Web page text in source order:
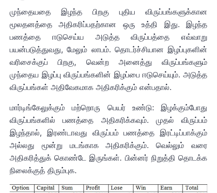
முந்தையதை இழந்த பிறகு புதிய விருப்பங்களுக்கான
மூலதனத்தை அதிகரிப்பதற்கான ஒரு உத்தி இது. இழந்த
பணத்தை ஈடுசெய்ய அடுத்த விருப்பத்தை எவ்வாறு
பயன்படுத்துவது, மேலும் லாபம். தொடர்ச்சியான இழப்புகளின்
வரிசைக்குப் பிறகு, வென்ற அனைத்து விருப்பங்களும்
முந்தைய இழப்பு விருப்பங்களின் இழப்பை ஈடுசெய்யும். அடுத்த
விருப்பங்கள் அதிவேகமாக அதிகரிக்கும் என்பதால்.
மார்டிங்கேலுக்கும் மற்றொரு பெயர் உண்டு: இழக்கும்போது
விருப்பங்களில் பணத்தை அதிகரிக்கவும். முதல் விருப்பம்
இழந்தால், இரண்டாவது விருப்பம் பணத்தை இரட்டிப்பாக்கும்
அல்லது மூன்று மடங்காக அதிகரிக்கும். வெல்லும் வரை
அதிகரித்துக் கொண்டே இருங்கள். பின்னர் நிறுத்தி தொடக்க
நிலைக்குத் திரும்புக.